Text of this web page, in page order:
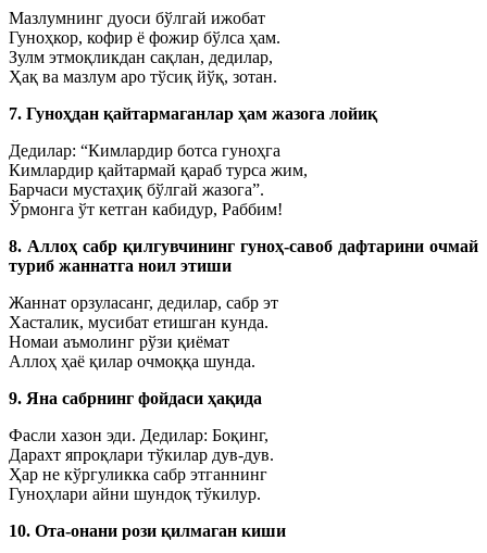
Мазлумнинг дуоси бўлгай ижобат
Гуноҳкор, кофир ё фожир бўлса ҳам.
Зулм этмоқликдан сақлан, дедилар,
Ҳақ ва мазлум аро тўсиқ йўқ, зотан.
7. Гуноҳдан қайтармаганлар ҳам жазога лойиқ
Дедилар: “Кимлардир ботса гуноҳга
Кимлардир қайтармай қараб турса жим,
Барчаси мустаҳиқ бўлгай жазога”.
Ўрмонга ўт кетган кабидур, Раббим!
8. Аллоҳ сабр қилгувчининг гуноҳ-савоб дафтарини очмай
туриб жаннатга ноил этиши
Жаннат орзуласанг, дедилар, сабр эт
Хасталик, мусибат етишган кунда.
Номаи аъмолинг рўзи қиёмат
Аллоҳ ҳаё қилар очмоққа шунда.
9. Яна сабрнинг фойдаси ҳақида
Фасли хазон эди. Дедилар: Боқинг,
Дарахт япроқлари тўкилар дув-дув.
Ҳар не кўргуликка сабр этганнинг
Гуноҳлари айни шундоқ тўкилур.
10. Ота-онани рози қилмаган киши